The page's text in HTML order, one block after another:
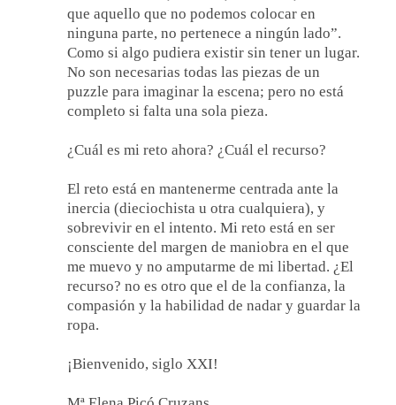
que aquello que no podemos colocar en
ninguna parte, no pertenece a ningún lado”.
Como si algo pudiera existir sin tener un lugar.
No son necesarias todas las piezas de un
puzzle para imaginar la escena; pero no está
completo si falta una sola pieza.
¿Cuál es mi reto ahora? ¿Cuál el recurso?
El reto está en mantenerme centrada ante la
inercia (dieciochista u otra cualquiera), y
sobrevivir en el intento. Mi reto está en ser
consciente del margen de maniobra en el que
me muevo y no amputarme de mi libertad. ¿El
recurso? no es otro que el de la confianza, la
compasión y la habilidad de nadar y guardar la
ropa.
¡Bienvenido, siglo XXI!